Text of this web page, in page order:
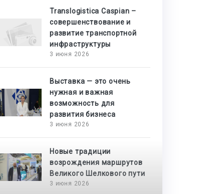
Translogistica Caspian –
совершенствование и
развитие транспортной
инфраструктуры
3 июня 2026
Выставка — это очень
нужная и важная
возможность для
развития бизнеса
3 июня 2026
Новые традиции
возрождения маршрутов
Великого Шелкового пути
3 июня 2026